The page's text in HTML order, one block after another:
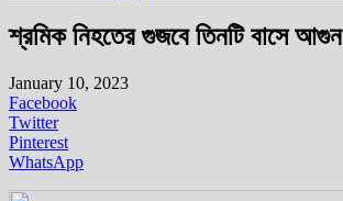
শ্রমিক নিহতের গুজবে তিনটি বাসে আগুন
January 10, 2023
Facebook
Twitter
Pinterest
WhatsApp